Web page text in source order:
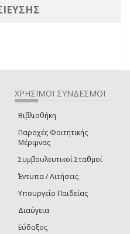
e-mail)
ΧΡΗΣΙΜΟΙ ΣΥΝΔΕΣΜΟΙ
Βιβλιοθήκη
Παροχές Φοιτητικής
Μέριμνας
Συμβουλευτικοί Σταθμοί
Έντυπα / Αιτήσεις
Υπουργείο Παιδείας
Διαύγεια
Εύδοξος